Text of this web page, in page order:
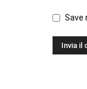
Save